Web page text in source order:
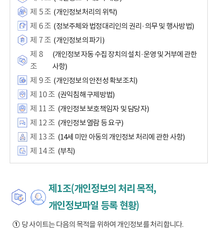
제 5 조 (개인정보처리의 위탁)
제 6 조 (정보주체와 법정대리인의 권리·의무 및 행사방법)
제 7 조 (개인정보의 파기)
제 8
조
(개인정보 자동 수집 장치의 설치·운영 및 거부에 관한
사항)
제 9 조 (개인정보의 안전성 확보조치)
제 10 조 (권익침해 구제방법)
제 11 조 (개인정보 보호책임자 및 담당자)
제 12 조 (개인정보 열람 등 요구)
제 13 조 (14세 미만 아동의 개인정보 처리에 관한 사항)
제 14 조 (부칙)
제1조(개인정보의 처리 목적,
개인정보파일 등록 현황)
①당 사이트는 다음의 목적을 위하여 개인정보를 처리합니다.